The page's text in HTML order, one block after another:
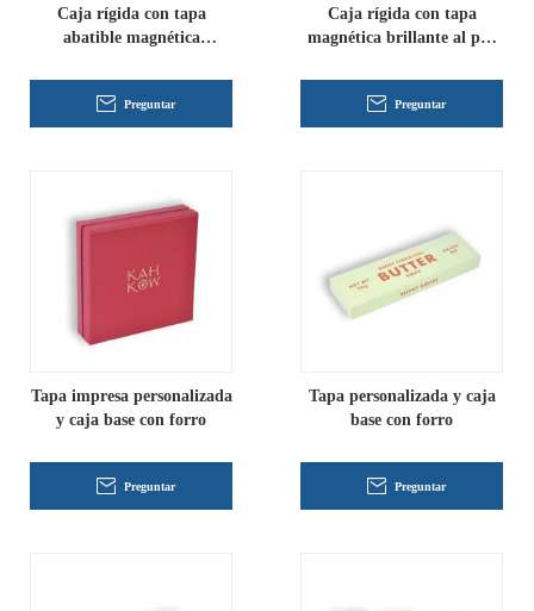
Caja rígida con tapa
abatible magnética
cartón
Preguntar
Caja rígida con tapa
magnética brillante al por
Preguntar
Tapa impresa personalizada
y caja base con forro
Preguntar
Tapa personalizada y caja
base con forro
Preguntar